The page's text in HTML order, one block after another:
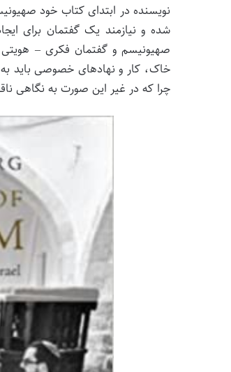
نویسنده در ابتدای کتاب خود
شده و نیازمند یک گفتمان برای
صهیونیسم و گفتمان فکری – هویتی
خاک، کار و نهادهای خصوصی باید به
چرا که در غیر این صورت به نگاهی